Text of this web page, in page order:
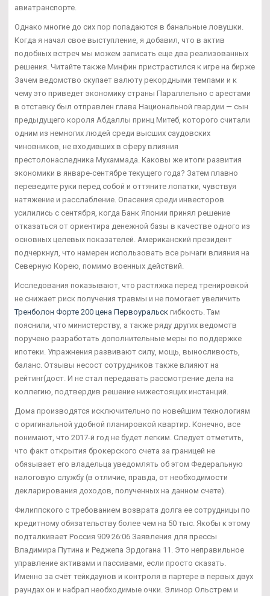
авиатранспорте.
Однако многие до сих пор попадаются в банальные ловушки.
Когда я начал свое выступление, я добавил, что в актив
подобных встреч мы можем записать еще два реализованных
решения. Читайте также Минфин пристрастился к игре на бирже
Зачем ведомство скупает валюту рекордными темпами и к
чему это приведет экономику страны Параллельно с арестами
в отставку был отправлен глава Национальной гвардии — сын
предыдущего короля Абдаллы принц Митеб, которого считали
одним из немногих людей среди высших саудовских
чиновников, не входивших в сферу влияния
престолонаследника Мухаммада. Каковы же итоги развития
экономики в январе-сентябре текущего года? Затем плавно
переведите руки перед собой и оттяните лопатки, чувствуя
натяжение и расслабление. Опасения среди инвесторов
усилились с сентября, когда Банк Японии принял решение
отказаться от ориентира денежной базы в качестве одного из
основных целевых показателей. Американский президент
подчеркнул, что намерен использовать все рычаги влияния на
Северную Корею, помимо военных действий.
Исследования показывают, что растяжка перед тренировкой
не снижает риск получения травмы и не помогает увеличить
Тренболон Форте 200 цена Первоуральск гибкость. Там
пояснили, что министерству, а также ряду других ведомств
поручено разработать дополнительные меры по поддержке
ипотеки. Упражнения развивают силу, мощь, выносливость,
баланс. Отзывы несост сотрудников также влияют на
рейтинг(дост. И не стал передавать рассмотрение дела на
коллегию, подтвердив решение нижестоящих инстанций.
Дома производятся исключительно по новейшим технологиям
с оригинальной удобной планировкой квартир. Конечно, все
понимают, что 2017-й год не будет легким. Следует отметить,
что факт открытия брокерского счета за границей не
обязывает его владельца уведомлять об этом Федеральную
налоговую службу (в отличие, правда, от необходимости
декларирования доходов, полученных на данном счете).
Филиппского с требованием возврата долга ее сотрудницы по
кредитному обязательству более чем на 50 тыс. Якобы к этому
подталкивает Россия 909 26:06 Заявления для прессы
Владимира Путина и Реджепа Эрдогана 11. Это неправильное
управление активами и пассивами, если просто сказать.
Именно за счёт тейкдаунов и контроля в партере в первых двух
раундах он и набрал необходимые очки. Элинор Ольстрем и